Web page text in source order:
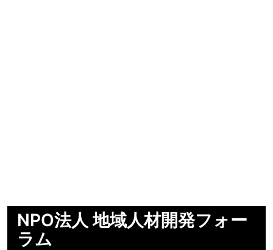
NPO法人 地域人材開発フォー
ラム